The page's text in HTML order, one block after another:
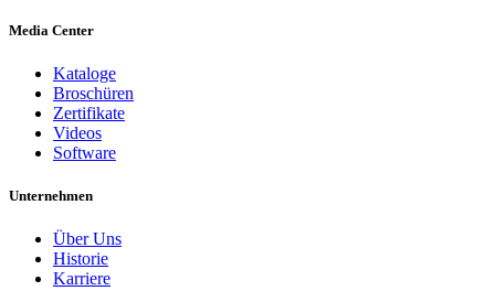
Media Center
Kataloge
Broschüren
Zertifikate
Videos
Software
Unternehmen
Über Uns
Historie
Karriere